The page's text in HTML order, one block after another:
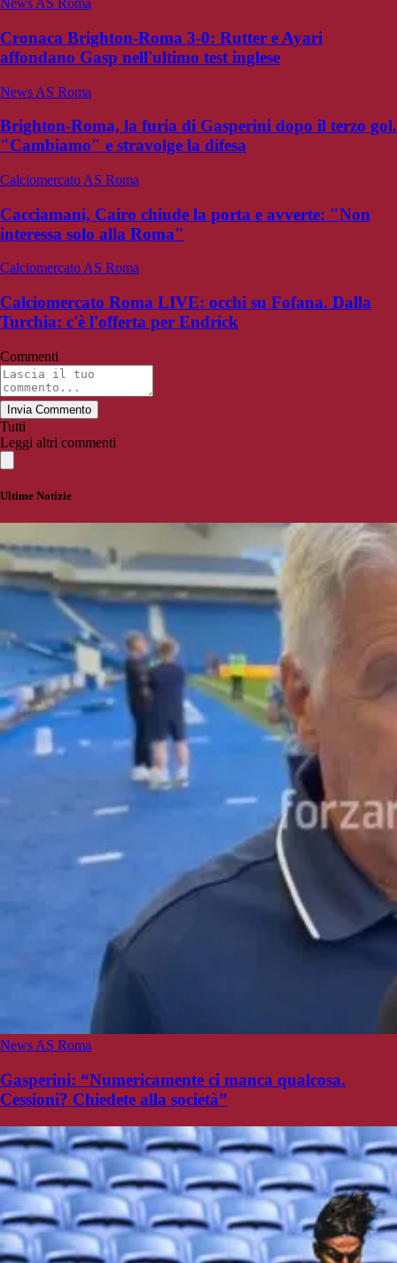
News AS Roma
Cronaca Brighton-Roma 3-0: Rutter e Ayari
affondano Gasp nell'ultimo test inglese
News AS Roma
Brighton-Roma, la furia di Gasperini dopo il terzo gol.
"Cambiamo" e stravolge la difesa
Calciomercato AS Roma
Cacciamani, Cairo chiude la porta e avverte: "Non
interessa solo alla Roma"
Calciomercato AS Roma
Calciomercato Roma LIVE: occhi su Fofana. Dalla
Turchia: c'è l'offerta per Endrick
Commenti
Invia Commento
Tutti
Leggi altri commenti
Ultime Notizie
News AS Roma
Gasperini: “Numericamente ci manca qualcosa.
Cessioni? Chiedete alla società”